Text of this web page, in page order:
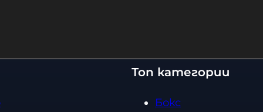
Топ категории
Бокс